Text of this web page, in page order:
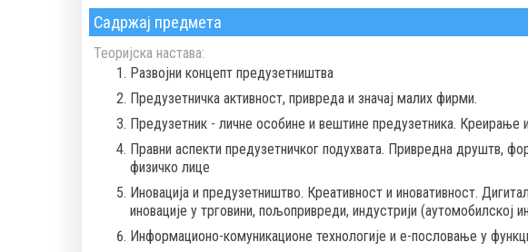
Садржај предмета
Теоријска настава:
Развојни концепт предузетништва
Предузетничка активност, привреда и значај малих фирми.
Предузетник - личне особине и вештине предузетника. Креирање и
Правни аспекти предузетничког подухвата. Привредна друштв,
физичко лице
Иновација и предузетништво. Креативност и иновативност.
иновације у трговини, пољопривреди, индустрији (аутомобилској
Информационо-комуникационе технологије и е-пословање у